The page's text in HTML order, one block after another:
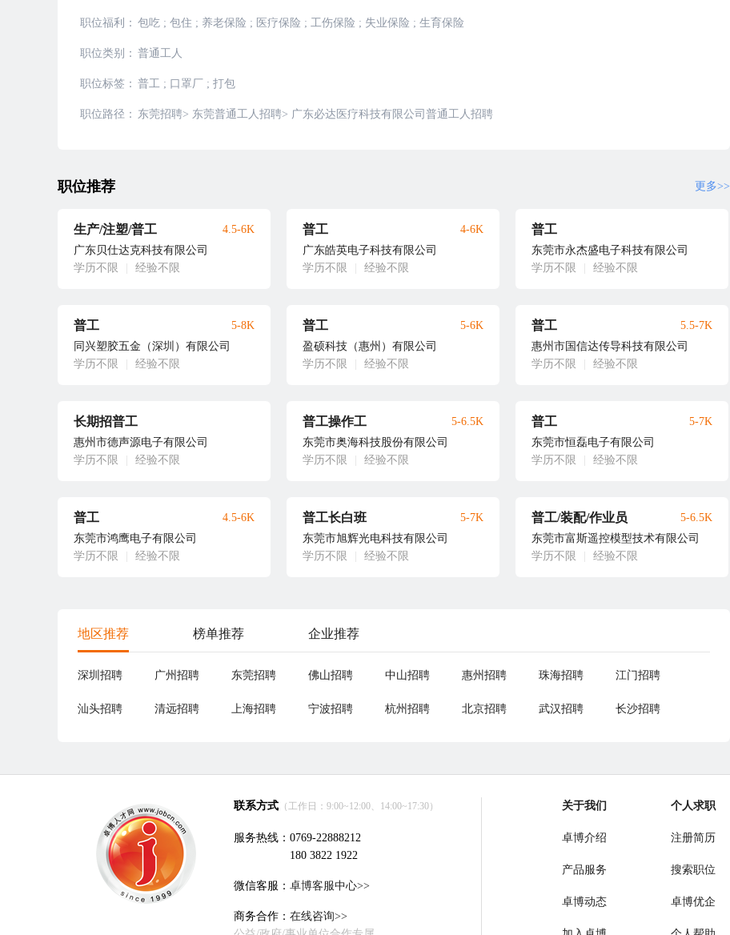
职位福利： 包吃 ; 包住 ; 养老保险 ; 医疗保险 ; 工伤保险 ; 失业保险 ; 生育保险
职位类别： 普通工人
职位标签： 普工 ; 口罩厂 ; 打包
职位路径： 东莞招聘> 东莞普通工人招聘> 广东必达医疗科技有限公司普通工人招聘
职位推荐 更多>>
生产/注塑/普工
广东贝仕达克科技有限公司
学历不限
经验不限
4.5-6K 普工
广东皓英电子科技有限公司
学历不限
经验不限
4-6K 普工
东莞市永杰盛电子科技有限公司
学历不限
经验不限
普工
同兴塑胶五金（深圳）有限公司
学历不限
经验不限
5-8K 普工
盈硕科技（惠州）有限公司
学历不限
经验不限
5-6K 普工
惠州市国信达传导科技有限公司
学历不限
经验不限
5.5-7K
长期招普工
惠州市德声源电子有限公司
学历不限
经验不限
普工操作工
东莞市奥海科技股份有限公司
学历不限
经验不限
5-6.5K 普工
东莞市恒磊电子有限公司
学历不限
经验不限
5-7K
普工
东莞市鸿鹰电子有限公司
学历不限
经验不限
4.5-6K 普工长白班
东莞市旭辉光电科技有限公司
学历不限
经验不限
5-7K 普工/装配/作业员
东莞市富斯遥控模型技术有限公司
学历不限
经验不限
5-6.5K
地区推荐 榜单推荐 企业推荐
深圳招聘 广州招聘 东莞招聘 佛山招聘 中山招聘 惠州招聘 珠海招聘 江门招聘
汕头招聘 清远招聘 上海招聘 宁波招聘 杭州招聘 北京招聘 武汉招聘 长沙招聘
联系方式 （工作日：9:00~12:00、14:00~17:30）
服务热线：0769-22888212
180 3822 1922
微信客服： 卓博客服中心>>
商务合作： 在线咨询>>
关于我们
卓博介绍
产品服务
卓博动态
个人求职
注册简历
搜索职位
卓博优企